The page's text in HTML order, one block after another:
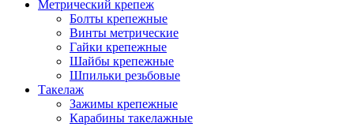
Метрический крепеж
Болты крепежные
Винты метрические
Гайки крепежные
Шайбы крепежные
Шпильки резьбовые
Такелаж
Зажимы крепежные
Карабины такелажные